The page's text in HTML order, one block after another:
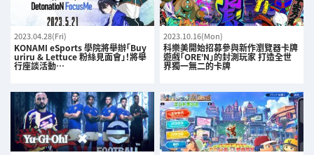
2023.04.28(Fri)
KONAMI eSports 學院將舉辦「Buy
uriru & Lettuce 粉絲見面會」！將舉
行座談活動…
2023.10.16(Mon)
科樂美開始招募參與新作瀏覽器卡牌
遊戲「ORE’N」的封測玩家 打造全世
界獨一無二的卡牌